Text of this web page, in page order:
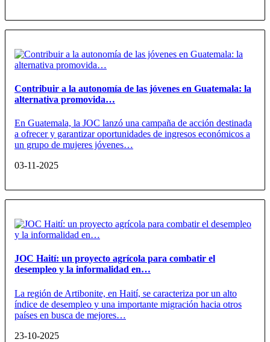
Contribuir a la autonomía de las jóvenes en Guatemala: la
alternativa promovida…
En Guatemala, la JOC lanzó una campaña de acción destinada
a ofrecer y garantizar oportunidades de ingresos económicos a
un grupo de mujeres jóvenes…
03-11-2025
JOC Haití: un proyecto agrícola para combatir el
desempleo y la informalidad en…
La región de Artibonite, en Haití, se caracteriza por un alto
índice de desempleo y una importante migración hacia otros
países en busca de mejores…
23-10-2025